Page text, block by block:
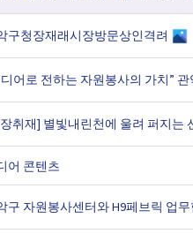
구청장재래시장방문상인격려
취재] 별빛내린천에 울려 퍼지는
어 콘텐츠
구 자원봉사센터와 H9페브릭 업무